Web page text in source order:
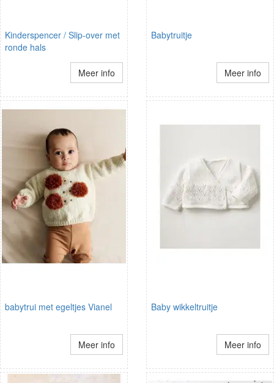
Kinderspencer / Slip-over met
ronde hals
Meer info
Babytruitje
Meer info
babytrui met egeltjes Vianel
Meer info
Baby wikkeltruitje
Meer info